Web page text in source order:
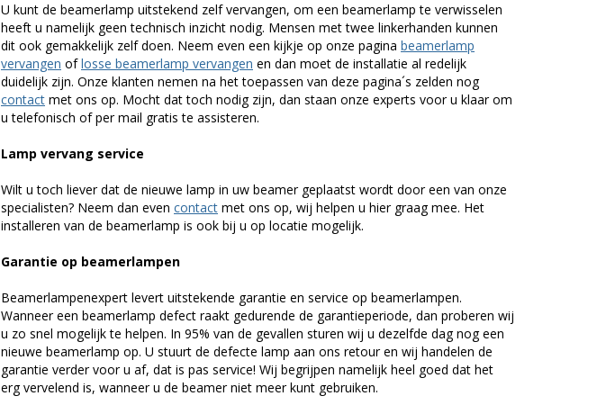
U kunt de beamerlamp uitstekend zelf vervangen, om een beamerlamp te verwisselen
heeft u namelijk geen technisch inzicht nodig. Mensen met twee linkerhanden kunnen
dit ook gemakkelijk zelf doen. Neem even een kijkje op onze pagina beamerlamp
vervangen oflosse beamerlamp vervangen en dan moet de installatie al redelijk
duidelijk zijn. Onze klanten nemen na het toepassen van deze pagina´s zelden nog
contact met ons op. Mocht dat toch nodig zijn, dan staan onze experts voor u klaar om
u telefonisch of per mail gratis te assisteren.
Lamp vervang service
Wilt u toch liever dat de nieuwe lamp in uw beamer geplaatst wordt door een van onze
specialisten? Neem dan even contact met ons op, wij helpen u hier graag mee. Het
installeren van de beamerlamp is ook bij u op locatie mogelijk.
Garantie op beamerlampen
Beamerlampenexpert levert uitstekende garantie en service op beamerlampen.
Wanneer een beamerlamp defect raakt gedurende de garantieperiode, dan proberen wij
u zo snel mogelijk te helpen. In 95% van de gevallen sturen wij u dezelfde dag nog een
nieuwe beamerlamp op. U stuurt de defecte lamp aan ons retour en wij handelen de
garantie verder voor u af, dat is pas service! Wij begrijpen namelijk heel goed dat het
erg vervelend is, wanneer u de beamer niet meer kunt gebruiken.